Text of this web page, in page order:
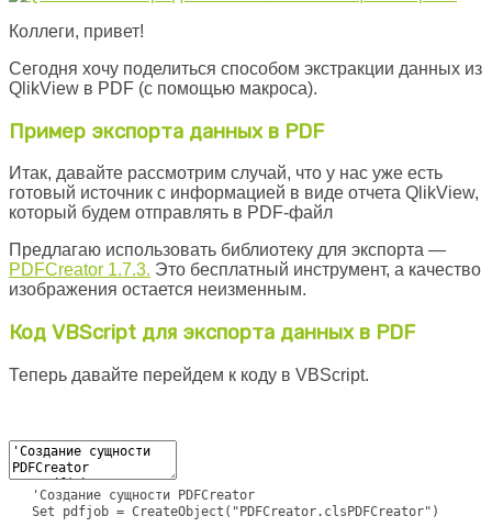
Коллеги, привет!
Сегодня хочу поделиться способом экстракции данных из
QlikView в PDF (с помощью макроса).
Пример экспорта данных в PDF
Итак, давайте рассмотрим случай, что у нас уже есть
готовый источник с информацией в виде отчета QlikView,
который будем отправлять в PDF-файл
Предлагаю использовать библиотеку для экспорта —
PDFCreator 1.7.3. Это бесплатный инструмент, а качество
изображения остается неизменным.
Код VBScript для экспорта данных в PDF
Теперь давайте перейдем к коду в VBScript.
'Создание сущности PDFCreator
Set pdfjob = CreateObject("PDFCreator.clsPDFCreator")